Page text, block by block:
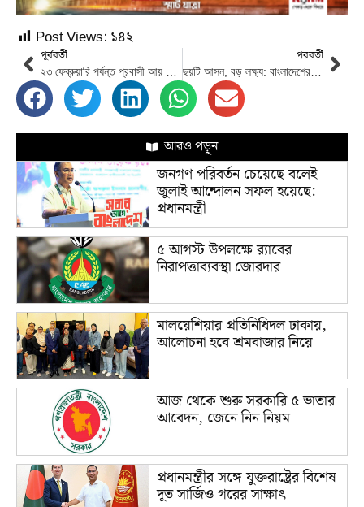
Post Views: ১৪২
পূর্ববর্তী পরবর্তী
ছয়টি আসন, বড় লক্ষ্য: বাংলাদেশের ছাত্র-নেতৃত্বাধীন এনসিপি দলের পরবর্তী কী?
আরও পড়ুন
জনগণ পরিবর্তন চেয়েছে বলেই
জুলাই আন্দোলন সফল হয়েছে:
প্রধানমন্ত্রী
৫ আগস্ট উপলক্ষে র‌্যাবের
নিরাপত্তাব্যবস্থা জোরদার
মালয়েশিয়ার প্রতিনিধিদল ঢাকায়,
আলোচনা হবে শ্রমবাজার নিয়ে
আজ থেকে শুরু সরকারি ৫ ভাতার
আবেদন, জেনে নিন নিয়ম
প্রধানমন্ত্রীর সঙ্গে যুক্তরাষ্ট্রের বিশেষ
দূত সার্জিও গরের সাক্ষাৎ